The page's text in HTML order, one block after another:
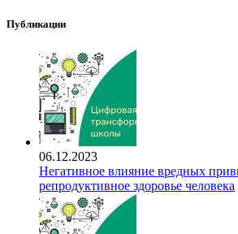
Публикации
06.12.2023
Негативное влияние вредных
репродуктивное здоровье человека